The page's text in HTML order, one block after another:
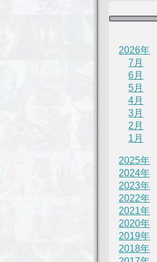
2026年
7月
6月
5月
4月
3月
2月
1月
2025年
2024年
2023年
2022年
2021年
2020年
2019年
2018年